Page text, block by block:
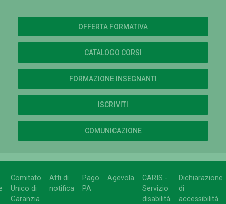
OFFERTA FORMATIVA
CATALOGO CORSI
FORMAZIONE INSEGNANTI
ISCRIVITI
COMUNICAZIONE
Comitato
Unico di
Garanzia
Atti di
notifica
Pago
PA
Agevola
CARIS -
Servizio
disabilità
Dichiarazione
di
accessibilità